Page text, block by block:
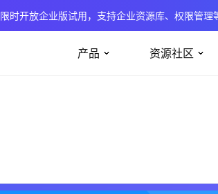
限时开放企业版试用，支持企业资源库、权限管理
产品 资源社区